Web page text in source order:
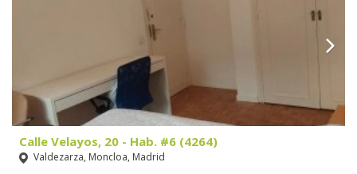
Calle Velayos, 20 - Hab. #6 (4264)
Valdezarza, Moncloa, Madrid